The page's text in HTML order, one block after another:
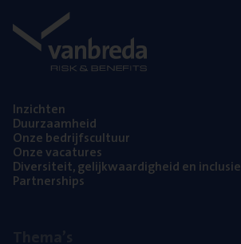
Inzich­ten
Duur­zaam­heid
Onze bedrijfs­cul­tuur
Onze vaca­tu­res
Diver­si­teit, gelijk­waar­dig­heid en inclusie
Part­ner­ships